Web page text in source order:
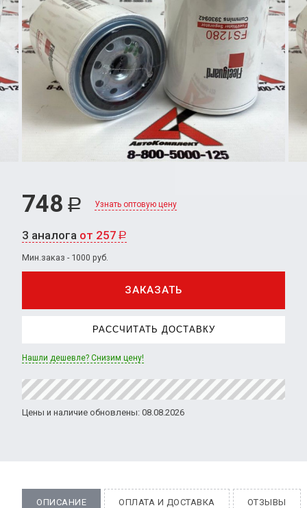
748 Р Узнать оптовую цену
3 аналога от 257 Р
Мин.заказ - 1000 руб.
ЗАКАЗАТЬ
РАССЧИТАТЬ ДОСТАВКУ
Нашли дешевле? Снизим цену!
Цены и наличие обновлены: 08.08.2026
ОПИСАНИЕ ОПЛАТА И ДОСТАВКА ОТЗЫВЫ